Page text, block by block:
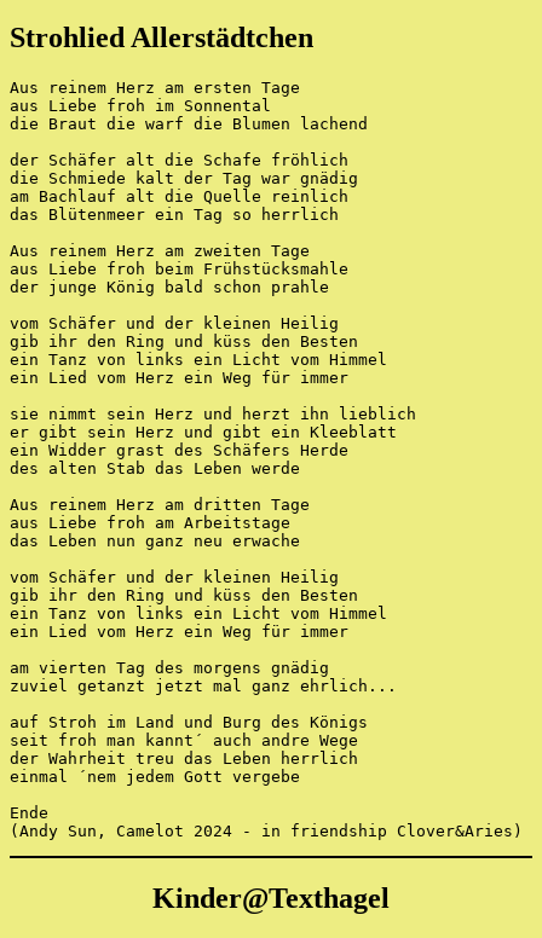
Strohlied Allerstädtchen
Aus reinem Herz am ersten Tage
aus Liebe froh im Sonnental
die Braut die warf die Blumen lachend
der Schäfer alt die Schafe fröhlich
die Schmiede kalt der Tag war gnädig
am Bachlauf alt die Quelle reinlich
das Blütenmeer ein Tag so herrlich
Aus reinem Herz am zweiten Tage
aus Liebe froh beim Frühstücksmahle
der junge König bald schon prahle
vom Schäfer und der kleinen Heilig
gib ihr den Ring und küss den Besten
ein Tanz von links ein Licht vom Himmel
ein Lied vom Herz ein Weg für immer
sie nimmt sein Herz und herzt ihn lieblich
er gibt sein Herz und gibt ein Kleeblatt
ein Widder grast des Schäfers Herde
des alten Stab das Leben werde
Aus reinem Herz am dritten Tage
aus Liebe froh am Arbeitstage
das Leben nun ganz neu erwache
vom Schäfer und der kleinen Heilig
gib ihr den Ring und küss den Besten
ein Tanz von links ein Licht vom Himmel
ein Lied vom Herz ein Weg für immer
am vierten Tag des morgens gnädig
zuviel getanzt jetzt mal ganz ehrlich...
auf Stroh im Land und Burg des Königs
seit froh man kannt´ auch andre Wege
der Wahrheit treu das Leben herrlich
einmal ´nem jedem Gott vergebe
Ende
(Andy Sun, Camelot 2024 - in friendship Clover&Aries)
Kinder@Texthagel